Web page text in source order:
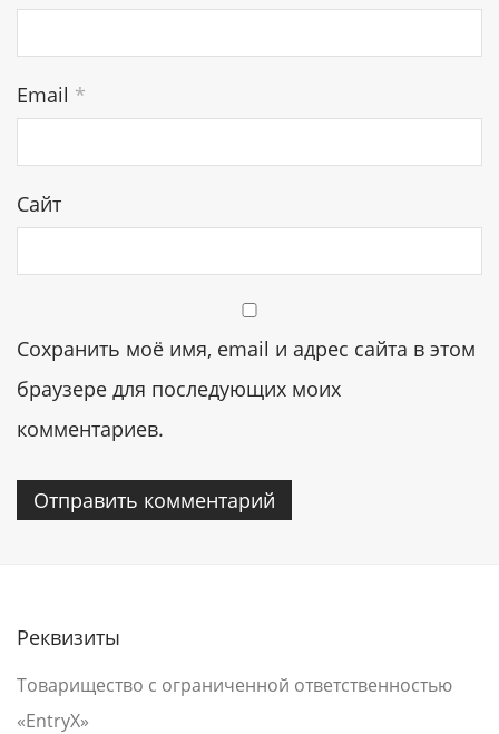
Email *
Сайт
Сохранить моё имя, email и адрес сайта в этом
браузере для последующих моих
комментариев.
Реквизиты
Товарищество с ограниченной ответственностью
«EntryX»